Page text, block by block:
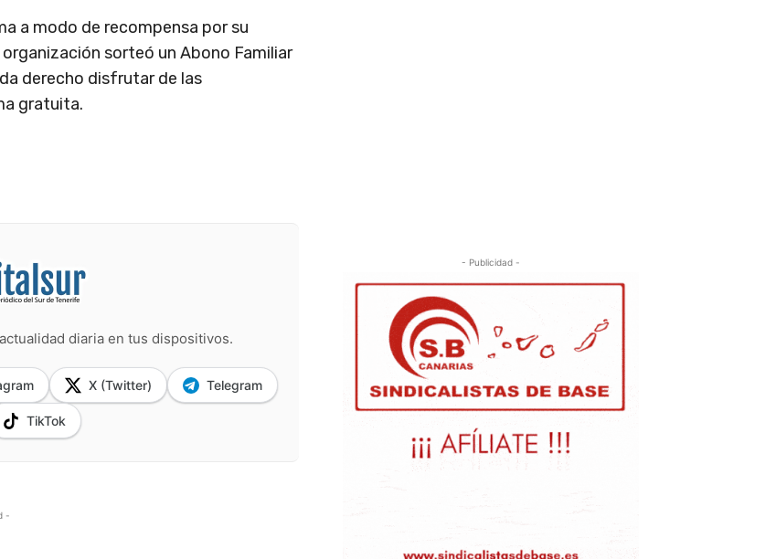
a modo de recompensa por su
sorteó un Abono Familiar
derecho disfrutar de las
gratuita.
diaria en tus dispositivos.
X (Twitter) Telegram
TikTok
-
- Publicidad -